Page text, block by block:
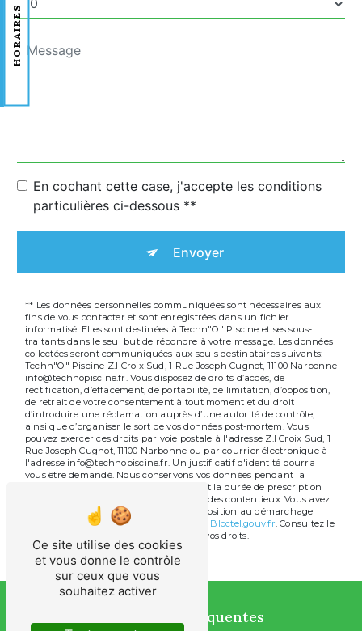
HORAIRES
En cochant cette case, j'accepte les conditions
particulières ci-dessous **
Envoyer
** Les données personnelles communiquées sont nécessaires aux
fins de vous contacter et sont enregistrées dans un fichier
informatisé. Elles sont destinées à Techn"O" Piscine et ses sous-
traitants dans le seul but de répondre à votre message. Les données
collectées seront communiquées aux seuls destinataires suivants:
Techn"O" Piscine Z.I Croix Sud, 1 Rue Joseph Cugnot, 11100 Narbonne
info@technopiscine.fr. Vous disposez de droits d’accès, de
rectification, d’effacement, de portabilité, de limitation, d’opposition,
de retrait de votre consentement à tout moment et du droit
d’introduire une réclamation auprès d’une autorité de contrôle,
ainsi que d’organiser le sort de vos données post-mortem. Vous
pouvez exercer ces droits par voie postale à l'adresse Z.I Croix Sud, 1
Rue Joseph Cugnot, 11100 Narbonne ou par courrier électronique à
l'adresse info@technopiscine.fr. Un justificatif d'identité pourra
vous être demandé. Nous conservons vos données pendant la
période de prise de contact puis pendant la durée de prescription
légale aux fins probatoires et de gestion des contentieux. Vous avez
le droit de vous inscrire sur la liste d'opposition au démarchage
téléphonique, disponible à cette adresse: Bloctel.gouv.fr. Consultez le
site cnil.fr pour plus d’informations sur vos droits.
Recherches fréquentes
Ce site utilise des cookies
et vous donne le contrôle
sur ceux que vous
souhaitez activer